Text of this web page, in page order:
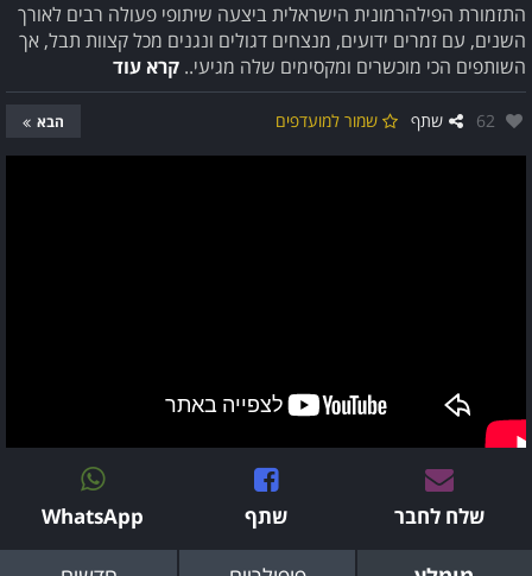
התזמורת הפילהרמונית הישראלית ביצעה שיתופי פעולה רבים לאורך
השנים, עם זמרים ידועים, מנצחים דגולים ונגנים מכל קצוות תבל, אך
השותפים הכי מוכשרים ומקסימים שלה מגיעי.. קרא עוד
אהבו:
62 שתף שמור למועדפים הבא
שלח לחבר שתף WhatsApp